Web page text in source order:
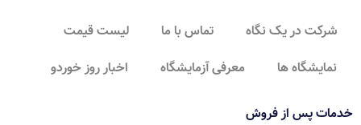
شرکت در یک نگاه تماس با ما
لیست قیمت
نمایشگاه ها
معرفی آزمایشگاه اخبار روز خوردو
خدمات پس از فروش